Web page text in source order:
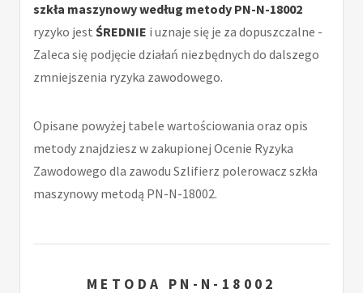
szkła maszynowy według metody PN-N-18002
ryzyko jest ŚREDNIE i uznaje się je za dopuszczalne -
Zaleca się podjęcie działań niezbędnych do dalszego
zmniejszenia ryzyka zawodowego.
Opisane powyżej tabele wartościowania oraz opis
metody znajdziesz w zakupionej Ocenie Ryzyka
Zawodowego dla zawodu Szlifierz polerowacz szkła
maszynowy metodą PN-N-18002.
METODA PN-N-18002